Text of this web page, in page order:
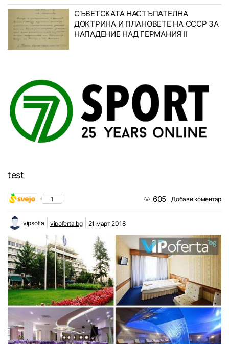
СЪВЕТСКАТА НАСТЪПАТЕЛНА
ДОКТРИНА И ПЛАНОВЕТЕ НА СССР ЗА
НАПАДЕНИЕ НАД ГЕРМАНИЯ II
test
1 605 Добави коментар
vipsofia vipoferta.bg 21 март 2018